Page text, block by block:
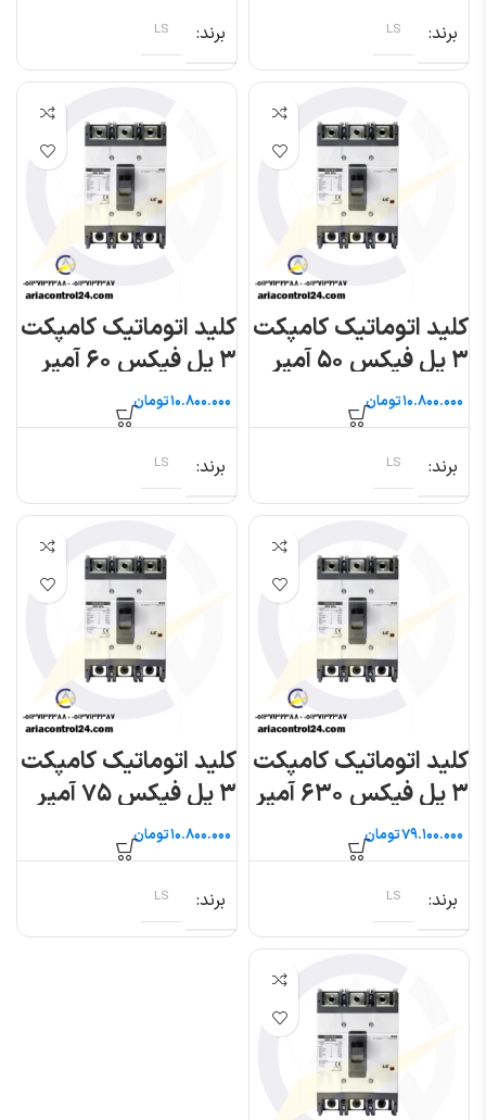
برند LS برند LS
کلید اتوماتیک کامپکت
۳ پل فیکس ۵۰ آمپر
(متاسول) ال اس
تومان
برند LS
کلید اتوماتیک کامپکت
۳ پل فیکس ۶۰ آمپر
(متاسول) ال اس
تومان
برند LS
کلید اتوماتیک کامپکت
۳ پل فیکس ۶۳۰ آمپر
(متاسول) ال اس
تومان
برند LS
کلید اتوماتیک کامپکت
۳ پل فیکس ۷۵ آمپر
(متاسول) ال اس
تومان
برند LS